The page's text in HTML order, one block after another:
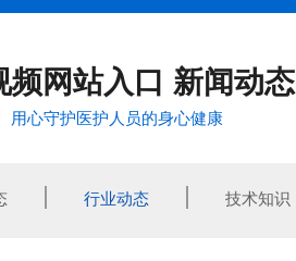
频网站入口 新闻动态
用心守护医护人员的身心健康
行业动态 技术知识